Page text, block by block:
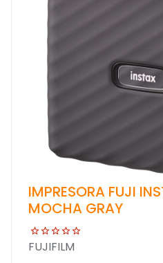
IMPRESORA FUJI
MOCHA GRAY
FUJIFILM